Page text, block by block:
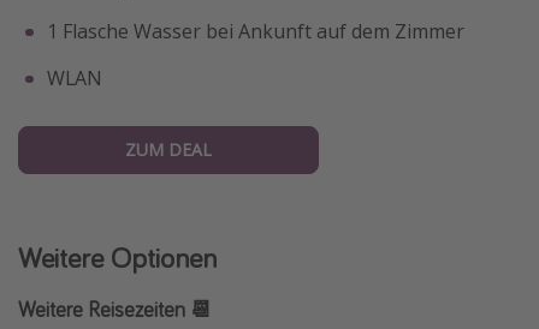
1 Flasche Wasser bei Ankunft auf dem Zimmer
WLAN
ZUM DEAL
Weitere Optionen
Weitere Reisezeiten 📆